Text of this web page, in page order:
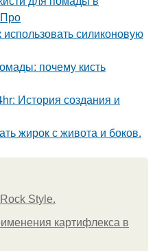
силиконовую
почему кисть
История создания и
жирок с живота и боков.
Style.
картифлекса в